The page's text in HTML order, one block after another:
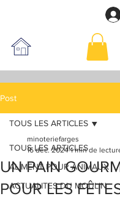
Post
TOUS LES ARTICLES
ALIMENT POUR ANIMAUX
ACTUALITES DU MOULIN
TOUS LES ARTICLES
UN PAIN
POUR LES
minoteriefarges
16 déc. 2024 1 min de